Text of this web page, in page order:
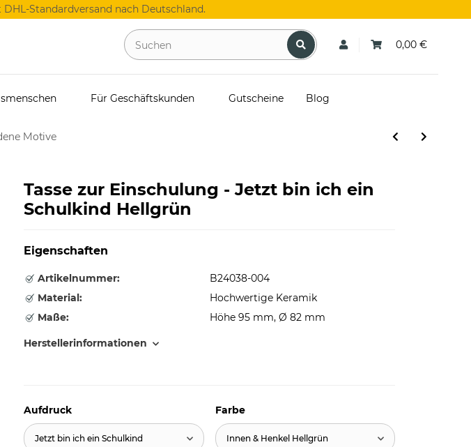
Standardversand nach Deutschland.
0,00 €
Für Geschäftskunden Gutscheine Blog
Motive
Tasse zur Einschulung - Jetzt bin ich ein
Schulkind Hellgrün
Eigenschaften
Artikelnummer:
B24038-004
Material:
Hochwertige Keramik
Maße:
Höhe 95 mm, Ø 82 mm
Herstellerinformationen
Aufdruck
Jetzt bin ich ein Schulkind
Farbe
Innen & Henkel Hellgrün